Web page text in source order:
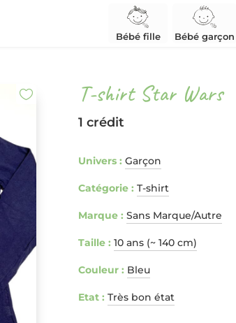
Bébé fille Bébé garçon
T-shirt Star Wars
1 crédit
Univers : Garçon
Catégorie : T-shirt
Marque : Sans Marque/Autre
Taille : 10 ans (~ 140 cm)
Couleur : Bleu
Etat : Très bon état